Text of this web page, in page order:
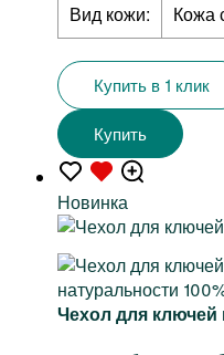
Вид кожи:
Кожа
Купить в 1 клик
Купить
Новинка
натуральности
Чехол для ключей